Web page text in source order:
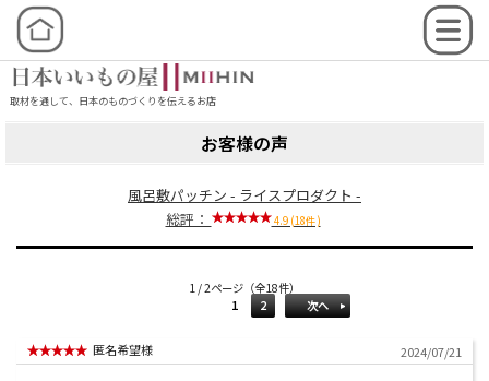
取材を通して、日本のものづくりを伝えるお店
お客様の声
風呂敷パッチン - ライスプロダクト -
総評：
4.9 (18件)
1 / 2ページ（全18件）
1
2 次へ
匿名希望様 2024/07/21